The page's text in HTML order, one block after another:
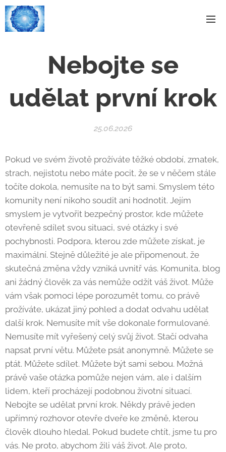
Nebojte se
udělat první krok
25.06.2026
Pokud ve svém životě prožíváte těžké období, zmatek,
strach, nejistotu nebo máte pocit, že se v něčem stále
točíte dokola, nemusíte na to být sami. Smyslem této
komunity není nikoho soudit ani hodnotit. Jejím
smyslem je vytvořit bezpečný prostor, kde můžete
otevřeně sdílet svou situaci, své otázky i své
pochybnosti. Podpora, kterou zde můžete získat, je
maximální. Stejně důležité je ale připomenout, že
skutečná změna vždy vzniká uvnitř vás. Komunita, blog
ani žádný člověk za vás nemůže odžít váš život. Může
vám však pomoci lépe porozumět tomu, co právě
prožíváte, ukázat jiný pohled a dodat odvahu udělat
další krok. Nemusíte mít vše dokonale formulované.
Nemusíte mít vyřešený celý svůj život. Stačí odvaha
napsat první větu. Můžete psát anonymně. Můžete se
ptát. Můžete sdílet. Můžete být sami sebou. Možná
právě vaše otázka pomůže nejen vám, ale i dalším
lidem, kteří procházejí podobnou životní situací.
Nebojte se udělat první krok. Někdy právě jeden
upřímný rozhovor otevře dveře ke změně, kterou
člověk dlouho hledal. Pokud budete chtít, jsme tu pro
vás. Ne proto, abychom žili váš život. Ale proto,